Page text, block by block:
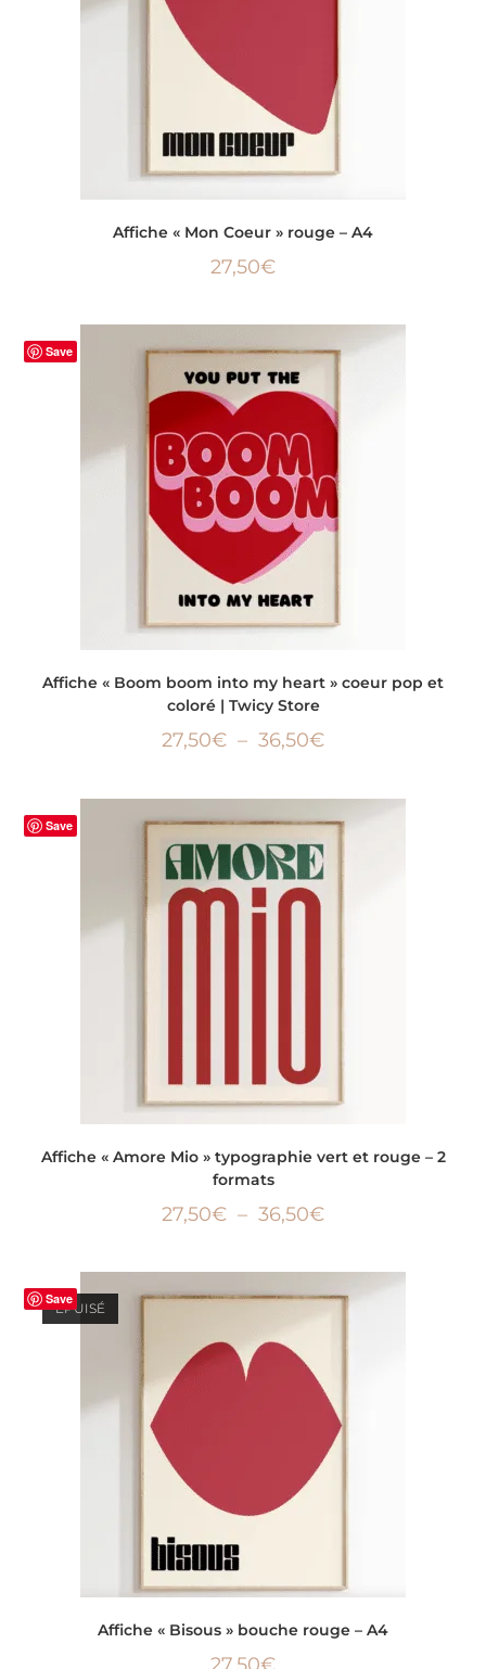
Affiche « Mon Coeur » rouge – A4
27,50€
Save
Affiche « Boom boom into my heart » coeur pop et
coloré | Twicy Store
27,50€ – 36,50€
Save
Affiche « Amore Mio » typographie vert et rouge – 2
formats
27,50€ – 36,50€
Save
ÉPUISÉ
Affiche « Bisous » bouche rouge – A4